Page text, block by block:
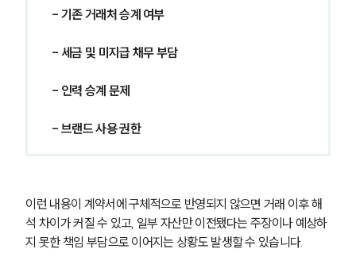
- 기존 거래처 승계 여부
- 세금 및 미지급 채무 부담
- 인력 승계 문제
- 브랜드 사용 권한
이런 내용이 계약서에 구체적으로 반영되지 않으면 거래 이후 해
석 차이가 커질 수 있고, 일부 자산만 이전됐다는 주장이나 예상하
지 못한 책임 부담으로 이어지는 상황도 발생할 수 있습니다.